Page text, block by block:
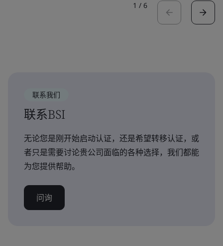
1 / 6
联系我们
联系BSI
无论您是刚开始启动认证，还是希望转移认证，或
者只是需要讨论贵公司面临的各种选择，我们都能
为您提供帮助。
问询